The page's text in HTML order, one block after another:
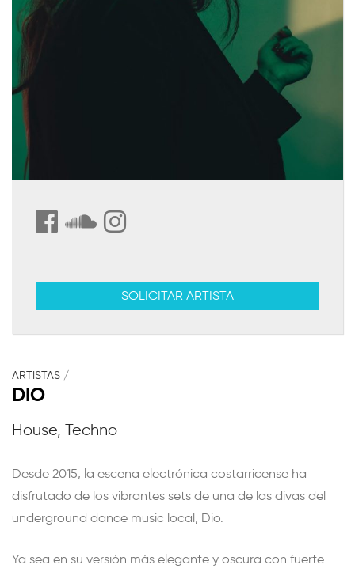
SOLICITAR ARTISTA
ARTISTAS /
DIO
House, Techno
Desde 2015, la escena electrónica costarricense ha
disfrutado de los vibrantes sets de una de las divas del
underground dance music local, Dio.
Ya sea en su versión más elegante y oscura con fuerte